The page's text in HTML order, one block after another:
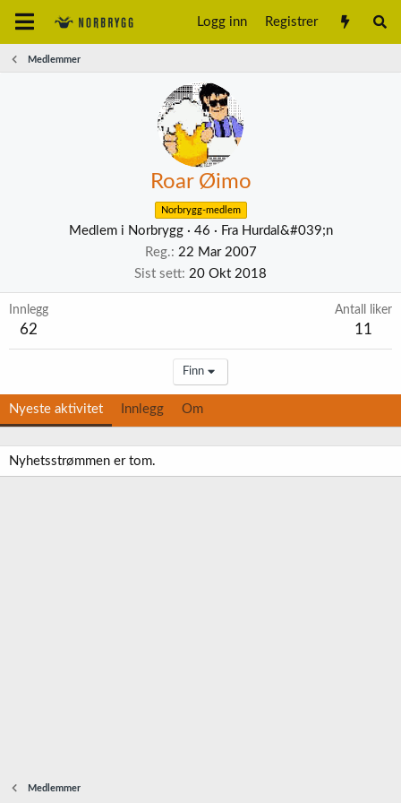
Logg inn Registrer
Medlemmer
Roar Øimo
Norbrygg-medlem
Medlem i Norbrygg · 46 · Fra Hurdal&#039;n
Reg. 22 Mar 2007
Sist sett 20 Okt 2018
Innlegg
62
Antall liker
11
Finn
Nyeste aktivitet Innlegg Om
Nyhetsstrømmen er tom.
Medlemmer